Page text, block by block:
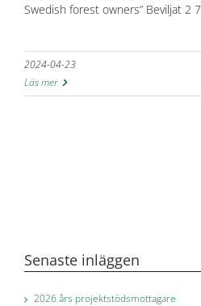
Swedish forest owners” Beviljat 2
2024-04-23
Läs mer
Senaste inläggen
2026 års projektstödsmottagare